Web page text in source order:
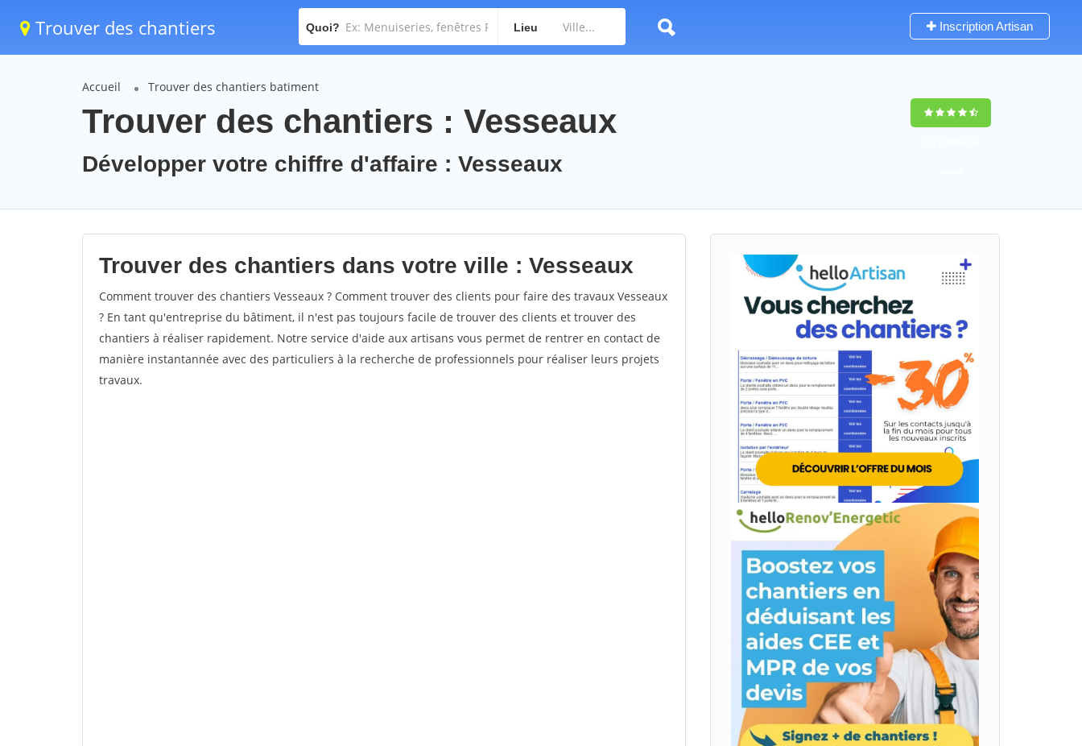
Trouver des chantiers Quoi? Lieu Inscription Artisan
Accueil Trouver des chantiers batiment
Trouver des chantiers : Vesseaux
Développer votre chiffre d'affaire : Vesseaux
Trouver des chantiers dans votre ville : Vesseaux
Comment trouver des chantiers Vesseaux ? Comment trouver des clients pour faire des travaux Vesseaux
? En tant qu'entreprise du bâtiment, il n'est pas toujours facile de trouver des clients et trouver des
chantiers à réaliser rapidement. Notre service d'aide aux artisans vous permet de rentrer en contact de
manière instantannée avec des particuliers à la recherche de professionnels pour réaliser leurs projets
travaux.